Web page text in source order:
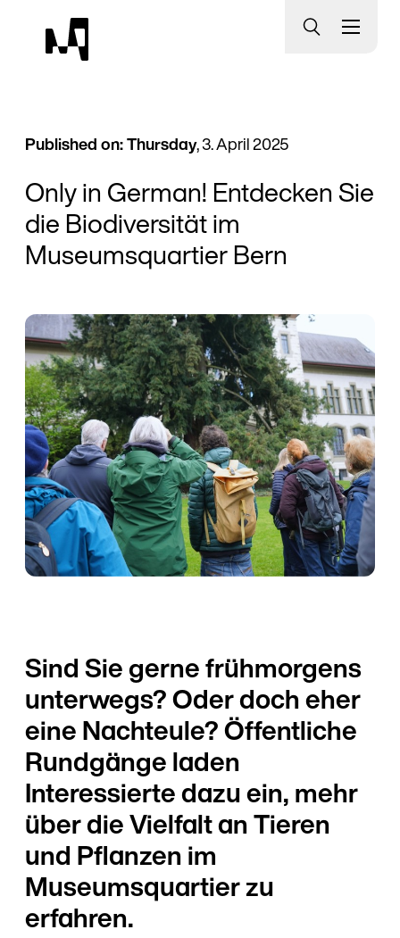
Museumsquartier Bern
Published on: Thursday, 3. April 2025
Only in German! Entdecken Sie
die Biodiversität im
Museumsquartier Bern
Sind Sie gerne frühmorgens
unterwegs? Oder doch eher
eine Nachteule? Öffentliche
Rundgänge laden
Interessierte dazu ein, mehr
über die Vielfalt an Tieren
und Pflanzen im
Museumsquartier zu
erfahren.